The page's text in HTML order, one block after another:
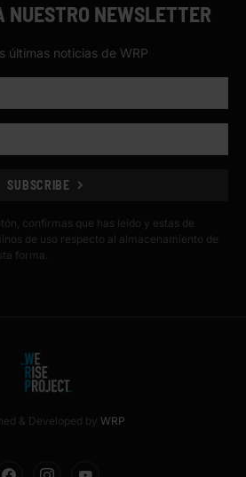
NUESTRO NEWSLETTER
últimas noticias de WRP
SUBSCRIBE
confirmas que has leído y estas de
de uso respecto al almacenamiento de
forma.
& Developed by WRP